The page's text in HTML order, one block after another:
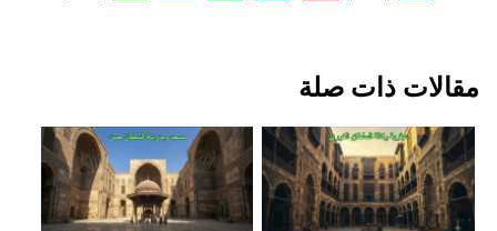
مقالات ذات صلة